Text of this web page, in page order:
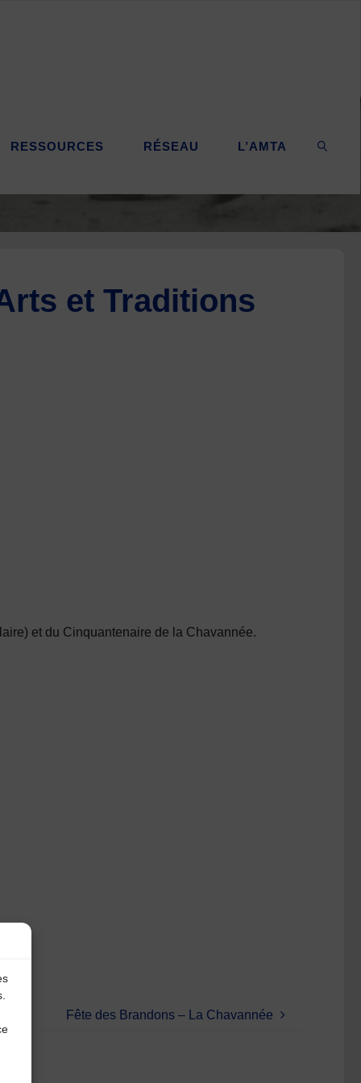
RESSOURCES RÉSEAU L’AMTA
et Traditions
et du Cinquantenaire de la Chavannée.
Fête des Brandons – La Chavannée